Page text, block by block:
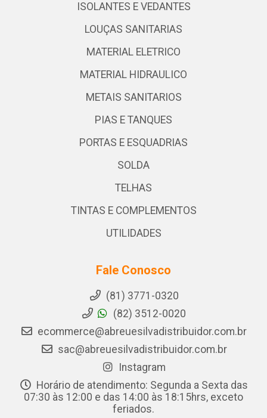
ISOLANTES E VEDANTES
LOUÇAS SANITARIAS
MATERIAL ELETRICO
MATERIAL HIDRAULICO
METAIS SANITARIOS
PIAS E TANQUES
PORTAS E ESQUADRIAS
SOLDA
TELHAS
TINTAS E COMPLEMENTOS
UTILIDADES
Fale Conosco
(81) 3771-0320
(82) 3512-0020
ecommerce@abreuesilvadistribuidor.com.br
sac@abreuesilvadistribuidor.com.br
Instagram
Horário de atendimento: Segunda a Sexta das
07:30 às 12:00 e das 14:00 às 18:15hrs, exceto
feriados.